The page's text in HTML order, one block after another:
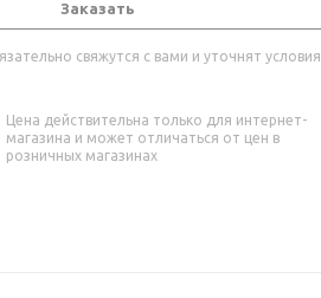
Заказать
свяжутся с вами и уточнят условия
Цена действительна только для интернет-
магазина и может отличаться от цен в
розничных магазинах